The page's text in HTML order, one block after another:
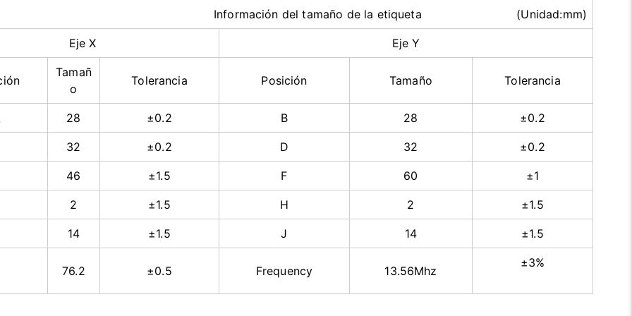
Información del tamaño de la etiqueta (Unidad:mm)
Eje X Eje Y
Tamañ
o
Tolerancia Posición Tamaño Tolerancia
28 ±0.2 B 28 ±0.2
32 ±0.2 D 32 ±0.2
46 ±1.5 F 60 ±1
2 ±1.5 H 2 ±1.5
14 ±1.5 J 14 ±1.5
76.2 ±0.5 Frequency 13.56Mhz
±3%